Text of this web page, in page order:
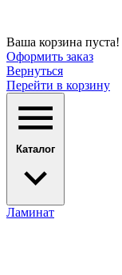
Ваша корзина пуста!
Оформить заказ
Вернуться
Перейти в корзину
Каталог
Ламинат